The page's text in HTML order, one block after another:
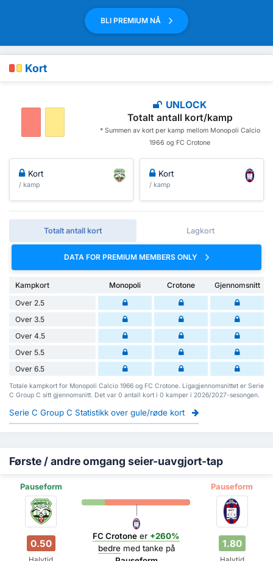
BLI PREMIUM NÅ
Kort
UNLOCK
Totalt antall kort/kamp
* Summen av kort per kamp mellom Monopoli Calcio
1966 og FC Crotone
Kort
/ kamp
Kort
/ kamp
Totalt antall kort Lagkort
DATA FOR PREMIUM MEMBERS ONLY
Kampkort Monopoli Crotone
Gjennomsnitt
Over 2.5
Over 3.5
Over 4.5
Over 5.5
Over 6.5
Totale kampkort for Monopoli Calcio 1966 og FC Crotone. Ligagjennomsnittet er Serie
C Group C sitt gjennomsnitt. Det var 0 antall kort i 0 kamper i 2026/2027-sesongen.
Serie C Group C Statistikk over gule/røde kort
Første / andre omgang seier-uavgjort-tap
Pauseform Pauseform
0.50
FC Crotone er +260%
bedremed tanke på
1.80